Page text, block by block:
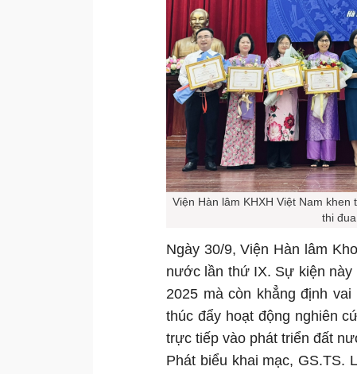
Viện Hàn lâm KHXH Việt Nam
thi
Ngày 30/9, Viện Hàn lâm
nước lần thứ IX. Sự kiện này
2025 mà còn khẳng định
thúc đẩy hoạt động nghiên
trực tiếp vào phát triển đất
Phát biểu khai mạc, GS.TS.